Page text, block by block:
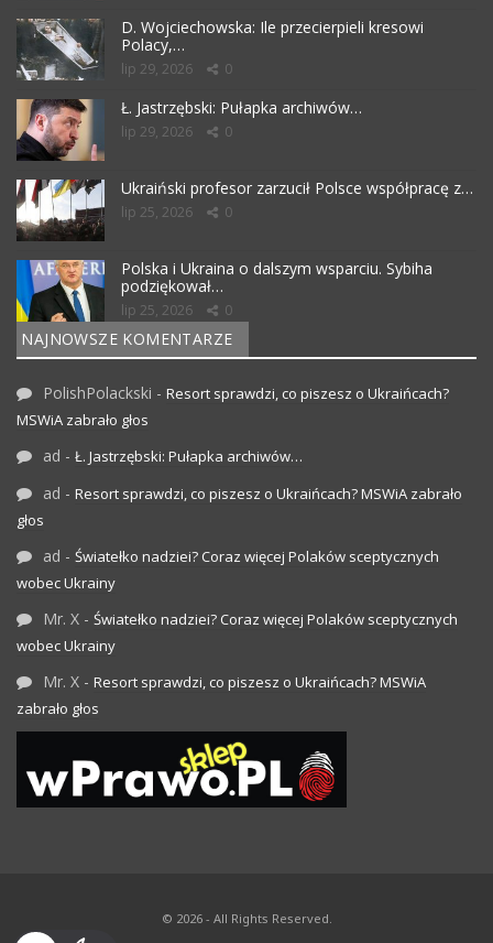
D. Wojciechowska: Ile przecierpieli kresowi
Polacy,…
lip 29, 2026 0
Ł. Jastrzębski: Pułapka archiwów…
lip 29, 2026 0
Ukraiński profesor zarzucił Polsce współpracę z…
lip 25, 2026 0
Polska i Ukraina o dalszym wsparciu. Sybiha
podziękował…
lip 25, 2026 0
NAJNOWSZE KOMENTARZE
PolishPolackski - Resort sprawdzi, co piszesz o Ukraińcach?
MSWiA zabrało głos
ad - Ł. Jastrzębski: Pułapka archiwów…
ad - Resort sprawdzi, co piszesz o Ukraińcach? MSWiA zabrało
głos
ad - Światełko nadziei? Coraz więcej Polaków sceptycznych
wobec Ukrainy
Mr. X - Światełko nadziei? Coraz więcej Polaków sceptycznych
wobec Ukrainy
Mr. X - Resort sprawdzi, co piszesz o Ukraińcach? MSWiA
zabrało głos
© 2026 - All Rights Reserved.